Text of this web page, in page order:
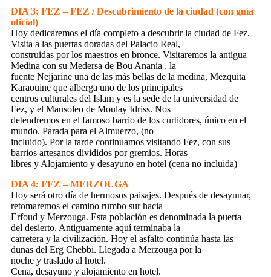
DIA 3: FEZ – FEZ / Descubrimiento de la ciudad (con guía
oficial)
Hoy dedicaremos el día completo a descubrir la ciudad de Fez.
Visita a las puertas doradas del Palacio Real,
construidas por los maestros en bronce. Visitaremos la antigua
Medina con su Medersa de Bou Anania , la
fuente Nejjarine una de las más bellas de la medina, Mezquita
Karaouine que alberga uno de los principales
centros culturales del Islam y es la sede de la universidad de
Fez, y el Mausoleo de Moulay Idriss. Nos
detendremos en el famoso barrio de los curtidores, único en el
mundo. Parada para el Almuerzo, (no
incluido). Por la tarde continuamos visitando Fez, con sus
barrios artesanos divididos por gremios. Horas
libres y Alojamiento y desayuno en hotel (cena no incluida)
DIA 4: FEZ – MERZOUGA
Hoy será otro día de hermosos paisajes. Después de desayunar,
retomaremos el camino rumbo sur hacia
Erfoud y Merzouga. Esta población es denominada la puerta
del desierto. Antiguamente aquí terminaba la
carretera y la civilización. Hoy el asfalto continúa hasta las
dunas del Erg Chebbi. Llegada a Merzouga por la
noche y traslado al hotel.
Cena, desayuno y alojamiento en hotel.